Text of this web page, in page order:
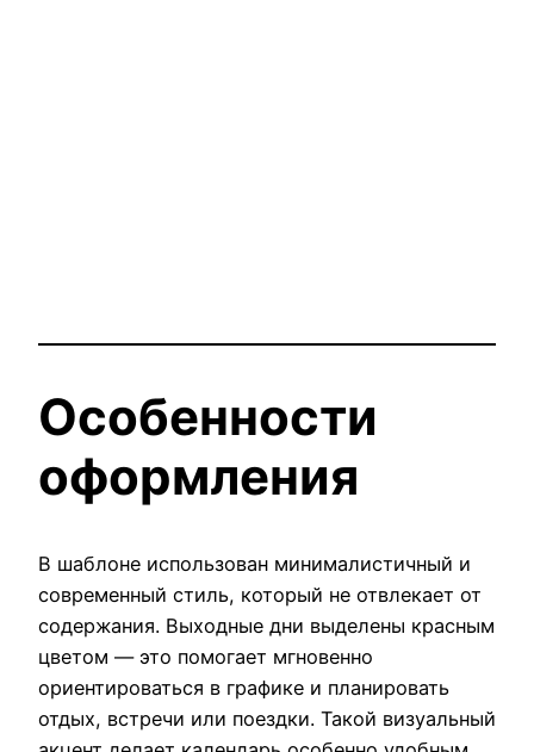
Особенности
оформления
В шаблоне использован минималистичный и
современный стиль, который не отвлекает от
содержания. Выходные дни выделены красным
цветом — это помогает мгновенно
ориентироваться в графике и планировать
отдых, встречи или поездки. Такой визуальный